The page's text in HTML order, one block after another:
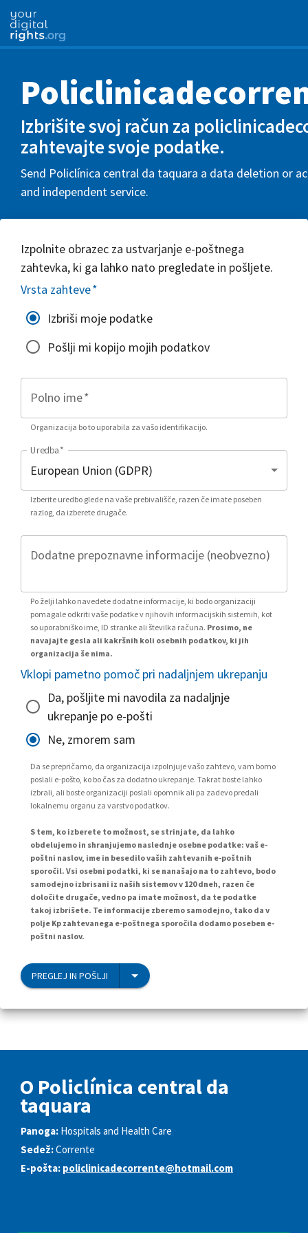
Izbrišite svoj račun za
zahtevajte svoje podatke.
Send Policlínica central da taquara a data deletion or
and independent service.
Izpolnite obrazec za ustvarjanje e-poštnega
zahtevka, ki ga lahko nato pregledate in pošljete.
Vrsta zahteve*
Izbriši moje podatke
Pošlji mi kopijo mojih podatkov
Polno ime*
Organizacija bo to uporabila za vašo identifikacijo.
Uredba*
Izberite uredbo glede na vaše prebivališče, razen če imate poseben
razlog, da izberete drugače.
Dodatne prepoznavne informacije (neobvezno)
Po želji lahko navedete dodatne informacije, ki bodo organizaciji
pomagale odkriti vaše podatke v njihovih informacijskih sistemih, kot
so uporabniško ime, ID stranke ali številka računa. Prosimo, ne
navajajte gesla ali kakršnih koli osebnih podatkov, ki jih
organizacija še nima.
Vklopi pametno pomoč pri nadaljnjem ukrepanju
Da, pošljite mi navodila za nadaljnje
ukrepanje po e-pošti
Ne, zmorem sam
Da se prepričamo, da organizacija izpolnjuje vašo zahtevo, vam bomo
poslali e-pošto, ko bo čas za dodatno ukrepanje. Takrat boste lahko
izbrali, ali boste organizaciji poslali opomnik ali pa zadevo predali
lokalnemu organu za varstvo podatkov.
S tem, ko izberete to možnost, se strinjate, da lahko
obdelujemo in shranjujemo naslednje osebne podatke: vaš e-
poštni naslov, ime in besedilo vaših zahtevanih e-poštnih
sporočil. Vsi osebni podatki, ki se nanašajo na to zahtevo, bodo
samodejno izbrisani iz naših sistemov v 120 dneh, razen če
določite drugače, vedno pa imate možnost, da te podatke
takoj izbrišete. Te informacije zberemo samodejno, tako da v
polje Kp zahtevanega e-poštnega sporočila dodamo poseben e-
poštni naslov.
PREGLEJ IN POŠLJI
O Policlínica central da
taquara
Panoga: Hospitals and Health Care
Sedež:Corrente
E-pošta: policlinicadecorrente@hotmail.com